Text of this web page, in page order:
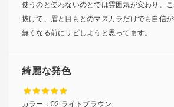
使うのと使わないのとでは雰囲気が変わり、
抜けて、眉と目もとのマスカラだけでも自信
無くなる前にリピしようと思ってます。
綺麗な発色
カラー： 02 ライトブラウン